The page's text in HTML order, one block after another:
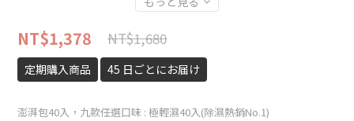
NT$1,378 NT$1,680
定期購入商品 45 日ごとにお届け
澎湃包40入，九款任選口味 : 極輕濕40入(除濕熱銷No.1)